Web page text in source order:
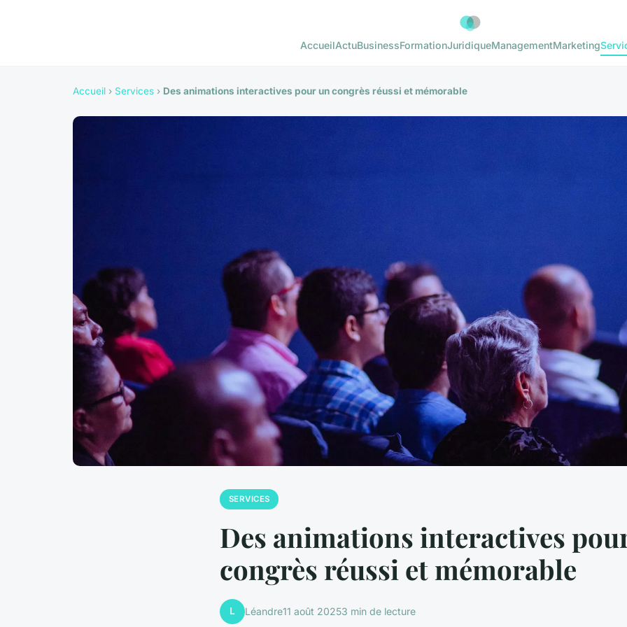
AccueilActuBusinessFormationJuridiqueManagementMarketing
Accueil › Services › Des animations interactives pour un congrès réussi et mémorable
SERVICES
Des animations interactives
congrès réussi et mémorable
L Léandre11 août 20253 min de lecture